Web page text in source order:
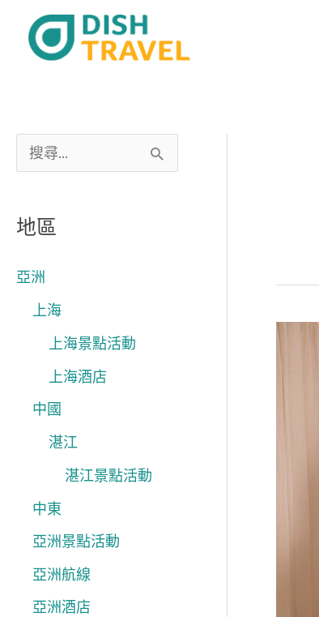
關
字
地區
亞洲
上海
上海景點活動
上海酒店
中國
湛江
湛江景點活動
中東
亞洲景點活動
亞洲航線
亞洲酒店
與